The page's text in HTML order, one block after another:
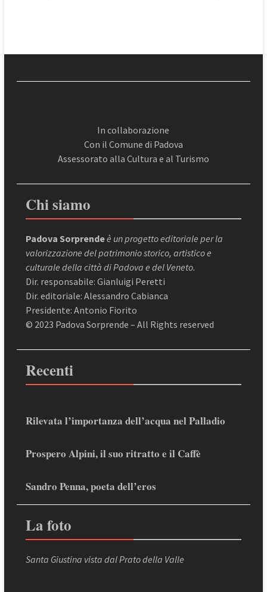
In collaborazione
Con il Comune di Padova
Assessorato alla Cultura e al Turismo
Chi siamo
Padova Sorprendeè un progetto editoriale per la
valorizzazione del patrimonio storico, artistico e
culturale della città di Padova e del Veneto.
Dir. responsabile: Gianluigi Peretti
Dir. editoriale: Alessandro Cabianca
Presidente: Antonio Fiorito
© 2023 Padova Sorprende – All Rights reserved
Recenti
Rilevata l’importanza dell’acqua nel Palladio
Prospero Alpini, il suo ritratto e il Caffè
Sandro Penna, poeta dell’eros
La foto
Santa Giustina vista dal Prato della Valle